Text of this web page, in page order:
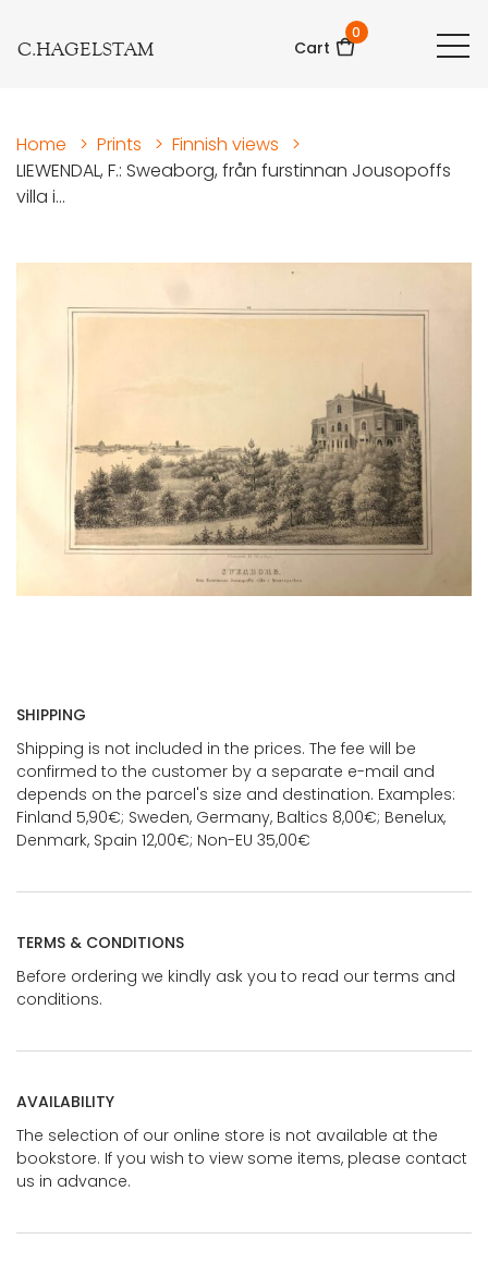
C.HAGELSTAM Cart
0
Home > Prints > Finnish views
>
LIEWENDAL, F.: Sweaborg, från furstinnan Jousopoffs
villa i...
SHIPPING
Shipping is not included in the prices. The fee will be
confirmed to the customer by a separate e-mail and
depends on the parcel's size and destination. Examples:
Finland 5,90€; Sweden, Germany, Baltics 8,00€; Benelux,
Denmark, Spain 12,00€; Non-EU 35,00€
TERMS & CONDITIONS
Before ordering we kindly ask you to read our terms and
conditions.
AVAILABILITY
The selection of our online store is not available at the
bookstore. If you wish to view some items, please contact
us in advance.